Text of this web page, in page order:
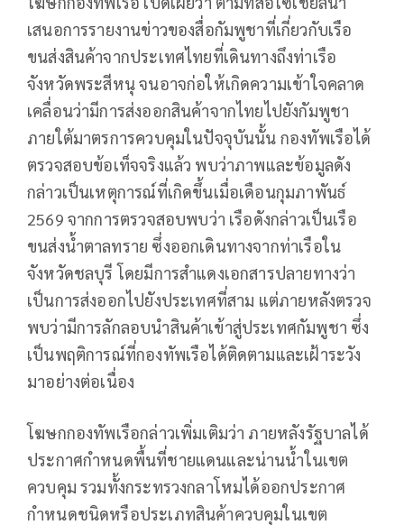
เสนอการรายงานข่าวของสื่อกัมพูชาที่เกี่ยวกับเรือ
ขนส่งสินค้าจากประเทศไทยที่เดินทางถึงท่าเรือ
จังหวัดพระสีหนุ จนอาจก่อให้เกิดความเข้าใจคลาด
เคลื่อนว่ามีการส่งออกสินค้าจากไทยไปยังกัมพูชา
ภายใต้มาตรการควบคุมในปัจจุบันนั้น กองทัพเรือได้
ตรวจสอบข้อเท็จจริงแล้ว พบว่าภาพและข้อมูลดัง
กล่าวเป็นเหตุการณ์ที่เกิดขึ้นเมื่อเดือนกุมภาพันธ์
2569 จากการตรวจสอบพบว่า เรือดังกล่าวเป็นเรือ
ขนส่งน้ำตาลทราย ซึ่งออกเดินทางจากท่าเรือใน
จังหวัดชลบุรี โดยมีการสำแดงเอกสารปลายทางว่า
เป็นการส่งออกไปยังประเทศที่สาม แต่ภายหลังตรวจ
พบว่ามีการลักลอบนำสินค้าเข้าสู่ประเทศกัมพูชา ซึ่ง
เป็นพฤติการณ์ที่กองทัพเรือได้ติดตามและเฝ้าระวัง
มาอย่างต่อเนื่อง
โฆษกกองทัพเรือกล่าวเพิ่มเติมว่า ภายหลังรัฐบาลได้
ประกาศกำหนดพื้นที่ชายแดนและน่านน้ำในเขต
ควบคุม รวมทั้งกระทรวงกลาโหมได้ออกประกาศ
กำหนดชนิดหรือประเภทสินค้าควบคุมในเขต